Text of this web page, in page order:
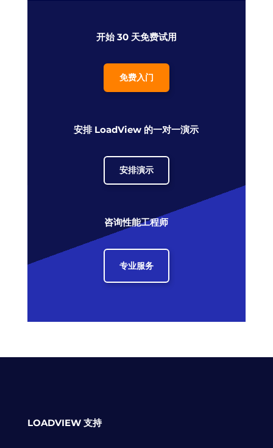
开始 30 天免费试用
免费入门
安排 LoadView 的一对一演示
安排演示
咨询性能工程师
专业服务
LOADVIEW 支持